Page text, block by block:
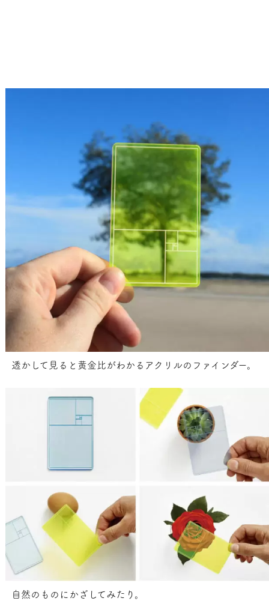
透かして見ると黄金比がわかるアクリルのファインダー。
自然のものにかざしてみたり。